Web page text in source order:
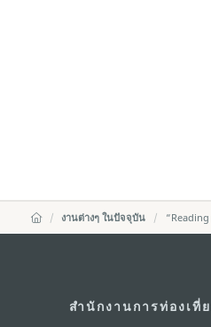
งานต่างๆ ในปัจจุบัน
สำนักงานการท่องเที่